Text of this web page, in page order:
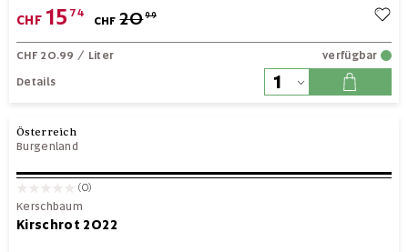
CHF 15 74
CHF 2099
CHF 20.99 / Liter
verfügbar
Details
Österreich
Burgenland
(0)
Kerschbaum
Kirschrot 2022